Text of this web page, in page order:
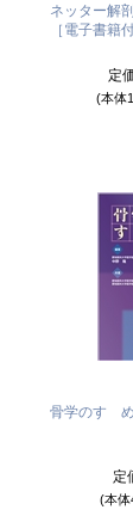
ネッター解
［電子書籍付
定
(本体
骨学のすゝめ
定
(本体